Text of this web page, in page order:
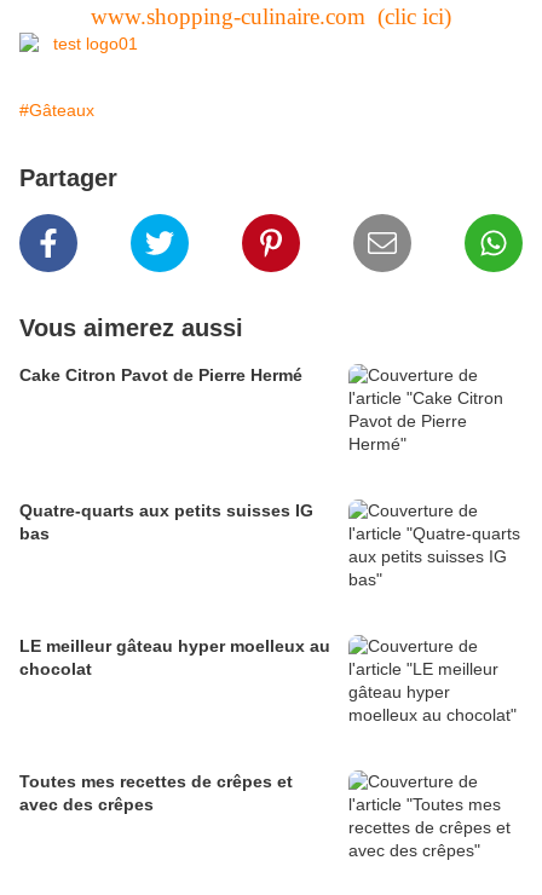
www.shopping-culinaire.com (clic ici)
#Gâteaux
Partager
Vous aimerez aussi
Cake Citron Pavot de Pierre Hermé
Quatre-quarts aux petits suisses IG
bas
LE meilleur gâteau hyper moelleux au
chocolat
Toutes mes recettes de crêpes et
avec des crêpes